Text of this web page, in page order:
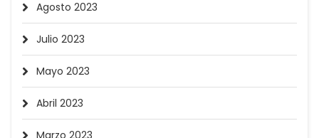
Agosto 2023
Julio 2023
Mayo 2023
Abril 2023